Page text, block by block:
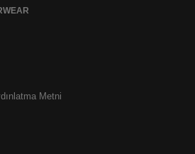
Metni